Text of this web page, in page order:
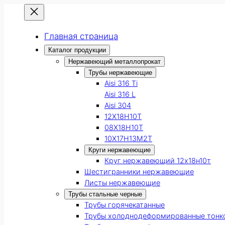
Главная страница
Каталог продукции
Нержавеющий металлопрокат
Трубы нержавеющие
Aisi 316 Ti
Aisi 316 L
Aisi 304
12Х18Н10Т
08Х18Н10Т
10Х17Н13М2Т
Круги нержавеющие
Круг нержавеющий 12х18н10т
Шестигранники нержавеющие
Листы нержавеющие
Трубы стальные черные
Трубы горячекатанные
Трубы холоднодеформированные